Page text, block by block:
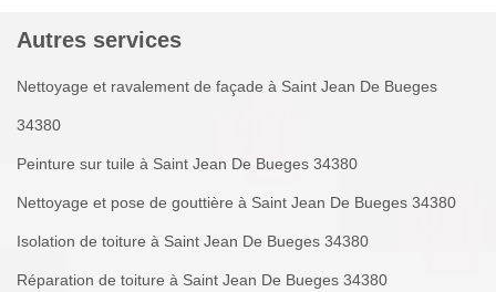
Autres services
Nettoyage et ravalement de façade à Saint Jean De Bueges
34380
Peinture sur tuile à Saint Jean De Bueges 34380
Nettoyage et pose de gouttière à Saint Jean De Bueges 34380
Isolation de toiture à Saint Jean De Bueges 34380
Réparation de toiture à Saint Jean De Bueges 34380